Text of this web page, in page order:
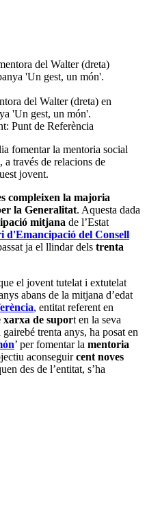
del Walter (dreta) en
'Un gest, un món'.
Punt de Referència
fomentar la mentoria social
a través de relacions de
jovent.
compleixen la majoria
la Generalitat. Aquesta dada
mitjana de l’Estat
d'Emancipació del Consell
ja el llindar dels trenta
el jovent tutelat i extutelat
abans de la mitjana d’edat
, entitat referent en
xarxa de suport en la seva
gairebé trenta anys, ha posat en
’ per fomentar la mentoria
aconseguircent noves
des de l’entitat, s’ha